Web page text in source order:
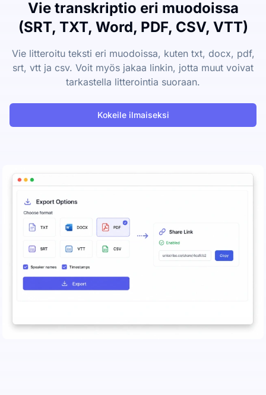
Vie transkriptio eri muodoissa
(SRT, TXT, Word, PDF, CSV, VTT)
Vie litteroitu teksti eri muodoissa, kuten txt, docx, pdf,
srt, vtt ja csv. Voit myös jakaa linkin, jotta muut voivat
tarkastella litterointia suoraan.
Kokeile ilmaiseksi